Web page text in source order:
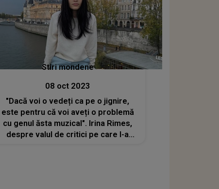
Stiri mondene
08 oct 2023
"Dacă voi o vedeți ca pe o jignire,
este pentru că voi aveți o problemă
cu genul ăsta muzical". Irina Rimes,
despre valul de critici pe care l-a